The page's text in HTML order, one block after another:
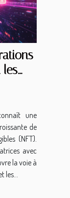
les
nonune
de
(NFT).
avec
la voie à
les...